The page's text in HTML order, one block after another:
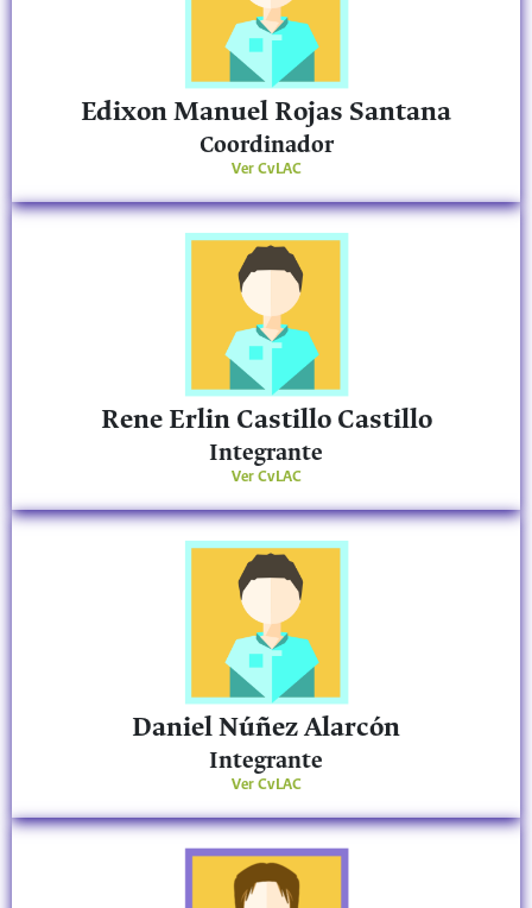
Edixon Manuel Rojas Santana
Coordinador
Ver CvLAC
Rene Erlin Castillo Castillo
Integrante
Ver CvLAC
Daniel Núñez Alarcón
Integrante
Ver CvLAC